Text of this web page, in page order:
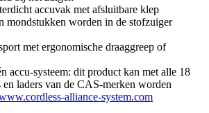
accuvak met afsluitbare klep
mondstukken worden in de stofzuiger
met ergonomische draaggreep of
accu-systeem: dit product kan met alle 18
en laders van de CAS-merken worden
alliance-system.com